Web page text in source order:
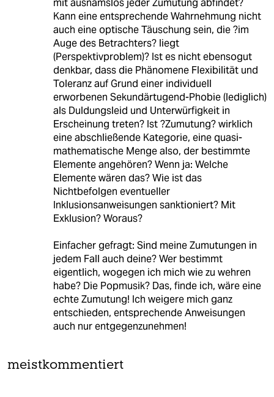
mit ausnamslos jeder Zumutung abfindet?
Kann eine entsprechende Wahrnehmung nicht
auch eine optische Täuschung sein, die ?im
Auge des Betrachters? liegt
(Perspektivproblem)? Ist es nicht ebensogut
denkbar, dass die Phänomene Flexibilität und
Toleranz auf Grund einer individuell
erworbenen Sekundärtugend-Phobie (lediglich)
als Duldungsleid und Unterwürfigkeit in
Erscheinung treten? Ist ?Zumutung? wirklich
eine abschließende Kategorie, eine quasi-
mathematische Menge also, der bestimmte
Elemente angehören? Wenn ja: Welche
Elemente wären das? Wie ist das
Nichtbefolgen eventueller
Inklusionsanweisungen sanktioniert? Mit
Exklusion? Woraus?
Einfacher gefragt: Sind meine Zumutungen in
jedem Fall auch deine? Wer bestimmt
eigentlich, wogegen ich mich wie zu wehren
habe? Die Popmusik? Das, finde ich, wäre eine
echte Zumutung! Ich weigere mich ganz
entschieden, entsprechende Anweisungen
auch nur entgegenzunehmen!
meistkommentiert